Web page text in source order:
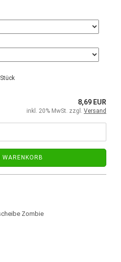
8,69 EUR
inkl. 20% MwSt. zzgl. Versand
WARENKORB